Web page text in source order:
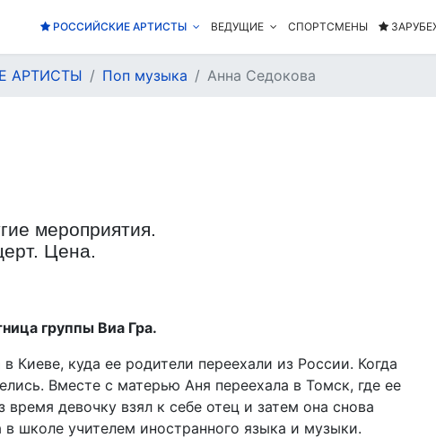
РОССИЙСКИЕ АРТИСТЫ ВЕДУЩИЕ СПОРТСМЕНЫ
АРТИСТЫ Поп музыка Анна Седокова
мероприятия.
Цена.
группы Виа Гра.
Киеве, куда ее родители переехали из России. Когда
Вместе с матерью Аня переехала в Томск, где ее
девочку взял к себе отец и затем она снова
школе учителем иностранного языка и музыки.